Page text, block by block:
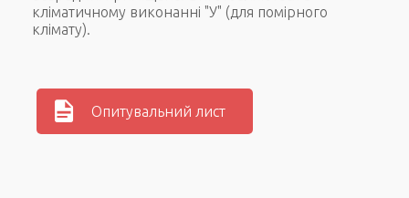
кліматичному виконанні "У" (для помірного
клімату).
Опитувальний лист